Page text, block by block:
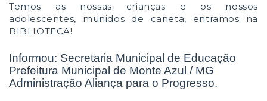
Temos as nossas crianças e os nossos
adolescentes, munidos de caneta, entramos na
BIBLIOTECA!
Informou: Secretaria Municipal de Educação
Prefeitura Municipal de Monte Azul / MG
Administração Aliança para o Progresso.